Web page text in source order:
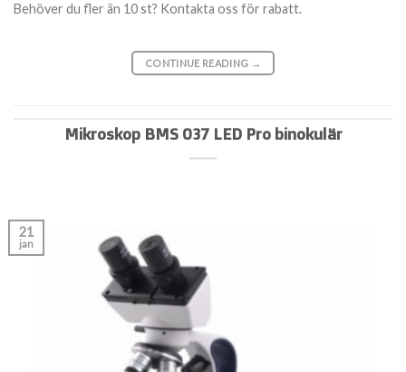
Behöver du fler än 10 st? Kontakta oss för rabatt.
CONTINUE READING →
Mikroskop BMS 037 LED Pro binokulär
21
jan